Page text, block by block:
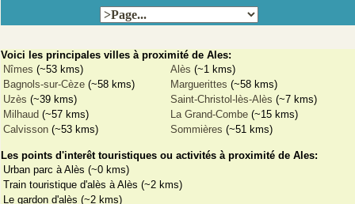
Voici les principales villes à proximité de Ales:
Nîmes (~53 kms) Alès (~1 kms)
Bagnols-sur-Cèze (~58 kms) Marguerittes (~58 kms)
Uzès (~39 kms) Saint-Christol-lès-Alès (~7 kms)
Milhaud (~57 kms) La Grand-Combe (~15 kms)
Calvisson (~53 kms) Sommières (~51 kms)
Les points d'interêt touristiques ou activités à proximité de Ales:
Urban parc à Alès (~0 kms)
Train touristique d'alès à Alès (~2 kms)
Le gardon d'alès (~2 kms)